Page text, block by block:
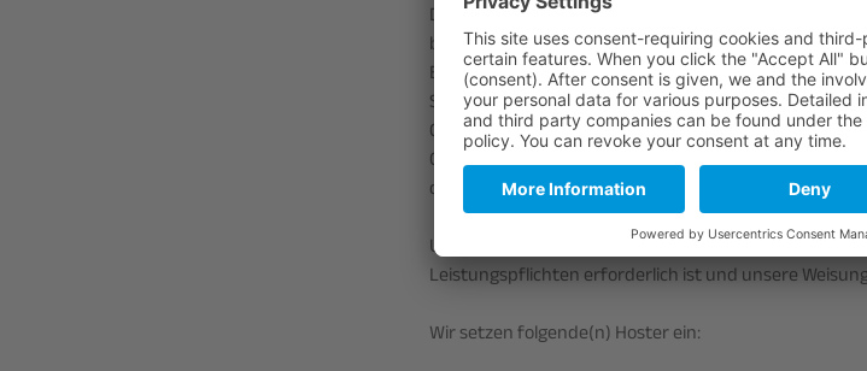
Das externe Hosting erfolgt zum Zwecke der
bestehenden Kunden (Art. 6 Abs. 1 lit. b DSGVO) und
Bereitstellung unseres Online-Angebots durch einen
Sofern eine entsprechende Einwilligung abgefragt
Grundlage von Art. 6 Abs. 1 lit. a DSGVO und § 25 Abs.
Cookies oder den Zugriff auf Informationen im
des TDDDG umfasst. Die Einwilligung ist jederzeit
Unser(e) Hoster wird bzw. werden Ihre Daten nur
Leistungspflichten erforderlich ist und unsere
Wir setzen folgende(n) Hoster ein: